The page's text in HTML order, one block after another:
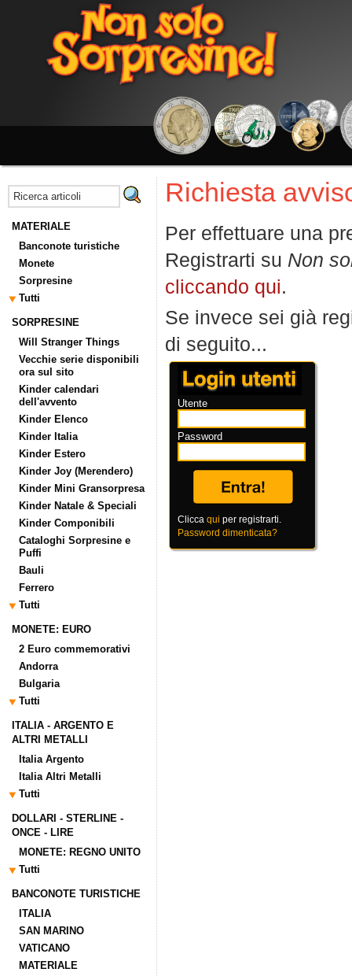
MATERIALE
Banconote turistiche
Monete
Sorpresine
Tutti
SORPRESINE
Will Stranger Things
Vecchie serie disponibili
ora sul sito
Kinder calendari
dell'avvento
Kinder Elenco
Kinder Italia
Kinder Estero
Kinder Joy (Merendero)
Kinder Mini Gransorpresa
Kinder Natale & Speciali
Kinder Componibili
Cataloghi Sorpresine e
Puffi
Bauli
Ferrero
Tutti
MONETE: EURO
2 Euro commemorativi
Andorra
Bulgaria
Tutti
ITALIA - ARGENTO E
ALTRI METALLI
Italia Argento
Italia Altri Metalli
Tutti
DOLLARI - STERLINE -
ONCE - LIRE
MONETE: REGNO UNITO
Tutti
BANCONOTE TURISTICHE
ITALIA
SAN MARINO
VATICANO
MATERIALE
Richiesta
Per effettuare una
Registrarti su Non
cliccando qui.
Se invece sei già
di seguito...
Utente
Password
Clicca qui per registrarti.
Password dimenticata?